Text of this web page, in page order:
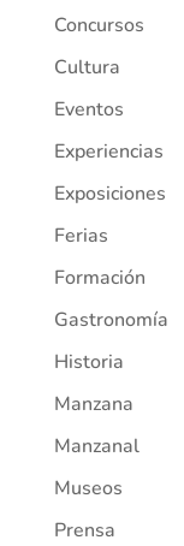
Concursos
Cultura
Eventos
Experiencias
Exposiciones
Ferias
Formación
Gastronomía
Historia
Manzana
Manzanal
Museos
Prensa